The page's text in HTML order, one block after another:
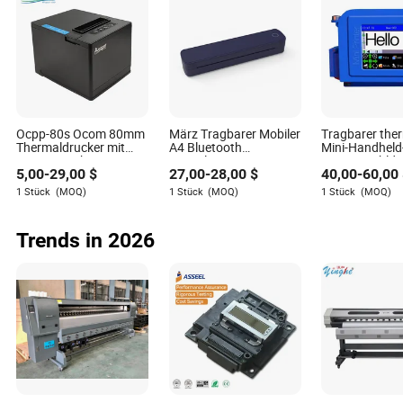
Aufrechterhaltung der Qualität. Mit einem reichen
Erfahrungsschatz in diesem Sektor bietet Elaina
wertvolle Einblicke und Analysen, um Unternehmen bei
der Bewältigung der Komplexität des
Verpackungsdrucks zu unterstützen.
Ocpp-80s Ocom 80mm
Thermaldrucker mit
automatischem
Schneidegerät
5,00-29,00 $
1 Stück (MOQ)
März Tragbarer Mobiler
A4 Bluetooth
Tintenloser USB
Thermodrucker Büros
Drahtlos Direkt
Tattoodruck Mini
27,00-28,00$
1 Stück (MOQ)
Tragbarer
Mini-
QR-Code,
Logo-
40,00-60,00
1 Stück (MOQ)
Trends in 2026